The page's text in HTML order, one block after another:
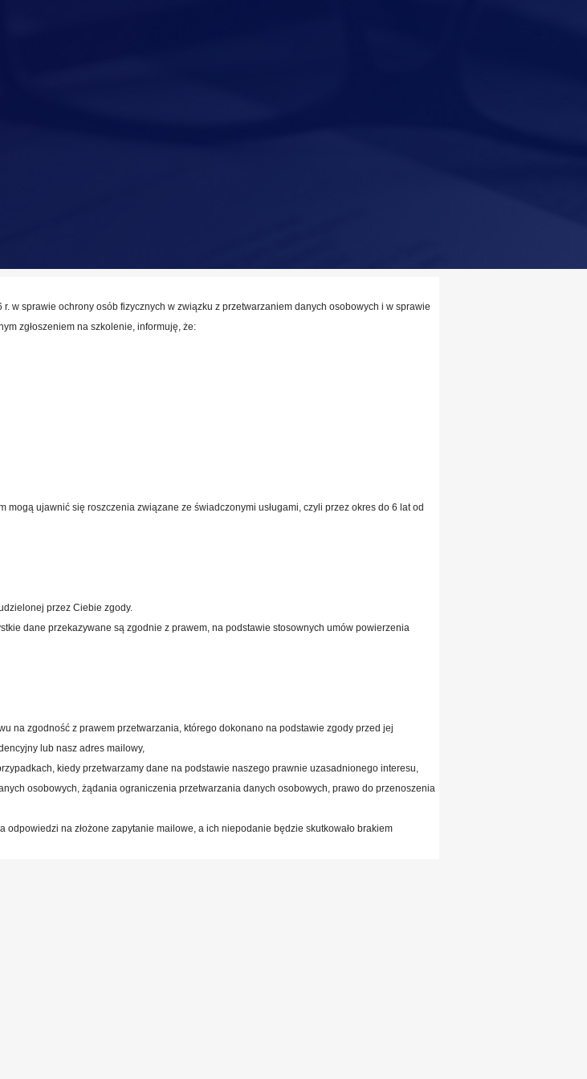
w sprawie ochrony osób fizycznych w związku z przetwarzaniem danych osobowych i w sprawie
zgłoszeniem na szkolenie, informuję, że:
ujawnić się roszczenia związane ze świadczonymi usługami, czyli przez okres do 6 lat od
przez Ciebie zgody.
dane przekazywane są zgodnie z prawem, na podstawie stosownych umów powierzenia
na zgodność z prawem przetwarzania, którego dokonano na podstawie zgody przed jej
lub nasz adres mailowy,
kiedy przetwarzamy dane na podstawie naszego prawnie uzasadnionego interesu,
osobowych, żądania ograniczenia przetwarzania danych osobowych, prawo do przenoszenia
na złożone zapytanie mailowe, a ich niepodanie będzie skutkowało brakiem